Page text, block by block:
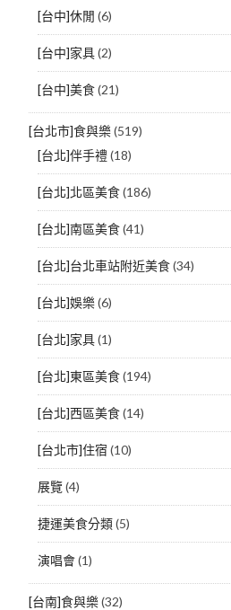
[台中]休閒 (6)
[台中]家具(2)
[台中]美食(21)
[台北市]食與樂(519)
[台北]伴手禮(18)
[台北]北區美食(186)
[台北]南區美食(41)
[台北]台北車站附近美食(34)
[台北]娛樂(6)
[台北]家具(1)
[台北]東區美食(194)
[台北]西區美食(14)
[台北市]住宿 (10)
展覽(4)
捷運美食分類(5)
演唱會(1)
[台南]食與樂(32)